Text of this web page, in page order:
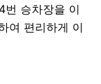
번 승차장을 이
여 편리하게 이